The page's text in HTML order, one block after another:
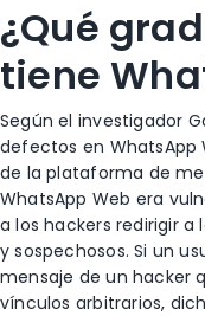
¿Qué
tiene
Según el investigador
defectos en WhatsApp
de la plataforma de
WhatsApp Web era
a los hackers redirigir
y sospechosos. Si un
mensaje de un hacker
vínculos arbitrarios,